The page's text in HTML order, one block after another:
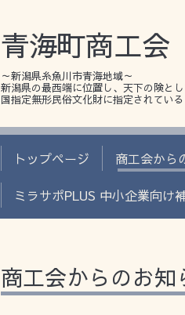
青海町商工会
～新潟県糸魚川市青海地域～
新潟県の最西端に位置し、天下の険と
国指定無形民俗文化財に指定されてい
トップページ 商工会から
ミラサポPLUS 中小企業向け
商工会からのお知